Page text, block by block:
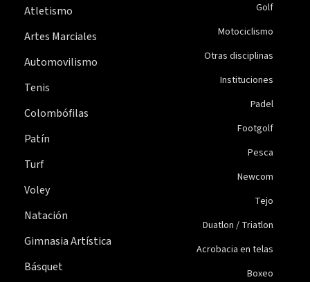
Atletismo
Artes Marciales
Automovilismo
Tenis
Colombófilas
Patín
Turf
Voley
Natación
Gimnasia Artística
Básquet
Golf
Motociclismo
Otras disciplinas
Instituciones
Padel
Footgolf
Pesca
Newcom
Tejo
Duatlon / Triatlon
Acrobacia en telas
Boxeo